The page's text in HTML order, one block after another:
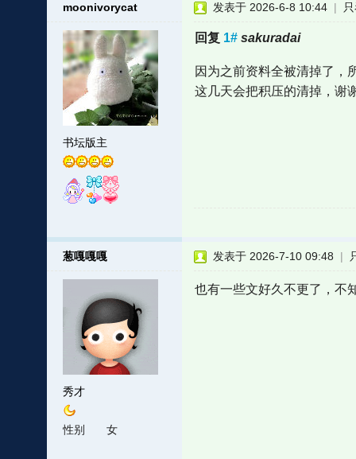
moonivorycat
书坛版主
发表于 2026-6-8 10:44 |
回复 1# sakuradai
因为之前资料全被清掉了，
这几天会把积压的清掉，谢
葱嘎嘎嘎
秀才
性别 女
发表于 2026-7-10 09:48 |
也有一些文好久不更了，不